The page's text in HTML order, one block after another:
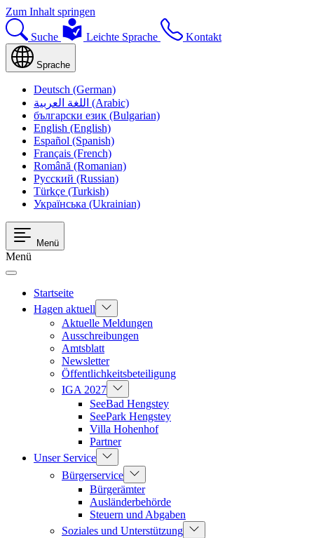
Zum Inhalt springen
Suche Leichte Sprache Kontakt
Sprache
Deutsch (German)
اللغة العربية (Arabic)
български език (Bulgarian)
English (English)
Español (Spanish)
Français (French)
Română (Romanian)
Русский (Russian)
Türkçe (Turkish)
Українська (Ukrainian)
Menü
Menü
Startseite
Hagen aktuell
Aktuelle Meldungen
Ausschreibungen
Amtsblatt
Newsletter
Öffentlichkeitsbeteiligung
IGA 2027
SeeBad Hengstey
SeePark Hengstey
Villa Hohenhof
Partner
Unser Service
Bürgerservice
Bürgerämter
Ausländerbehörde
Steuern und Abgaben
Soziales und Unterstützung